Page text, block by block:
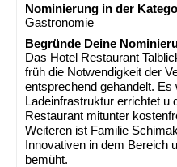
Nominierung in der
Gastronomie
Begründe Deine
Das Hotel Restaurant
früh die Notwendigkeit der
entsprechend gehandelt. Es
Ladeinfrastruktur errichtet u
Restaurant mitunter
Weiteren ist Familie
Innovativen in dem Bereich
bemüht.